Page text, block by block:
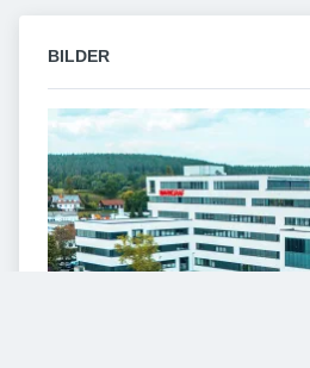
BILDER